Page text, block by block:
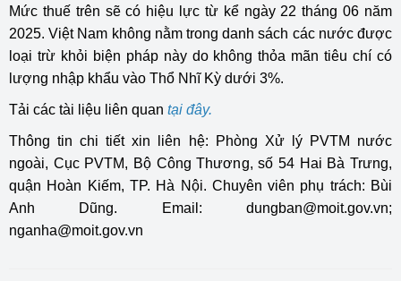
Mức thuế trên sẽ có hiệu lực từ kể ngày 22 tháng 06 năm
2025. Việt Nam không nằm trong danh sách các nước được
loại trừ khỏi biện pháp này do không thỏa mãn tiêu chí có
lượng nhập khẩu vào Thổ Nhĩ Kỳ dưới 3%.
Tải các tài liệu liên quan tại đây.
Thông tin chi tiết xin liên hệ: Phòng Xử lý PVTM nước
ngoài, Cục PVTM, Bộ Công Thương, số 54 Hai Bà Trưng,
quận Hoàn Kiếm, TP. Hà Nội. Chuyên viên phụ trách: Bùi
Anh Dũng. Email: dungban@moit.gov.vn;
nganha@moit.gov.vn